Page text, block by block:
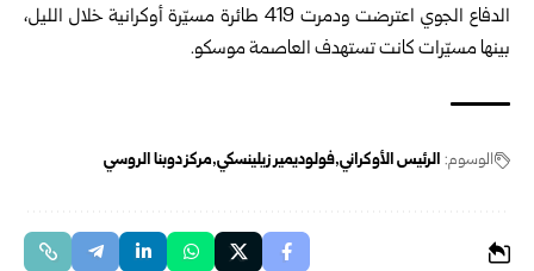
الدفاع الجوي اعترضت ودمرت 419 طائرة مسيّرة أوكرانية خلال الليل،
بينها مسيّرات كانت تستهدف العاصمة موسكو.
الوسوم: الرئيس الأوكراني فولوديمير زيلينسكي مركز دوبنا الروسي